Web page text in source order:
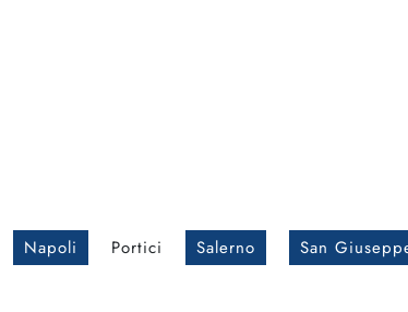
Napoli Portici Salerno
San